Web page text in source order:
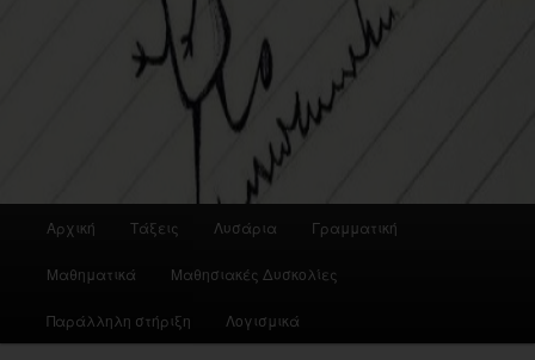
Αρχική Τάξεις Λυσάρια Γραμματική
Μαθηματικά Μαθησιακές Δυσκολίες
Παράλληλη στήριξη Λογισμικά